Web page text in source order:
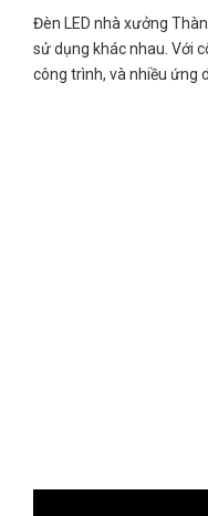
Đèn LED nhà xưởng
sử dụng khác nhau. Với
công trình, và nhiều ứng